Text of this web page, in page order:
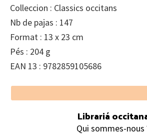
Colleccion : Classics occitans
Nb de pajas : 147
Format : 13 x 23 cm
Pés : 204 g
EAN 13 : 9782859105686
Footer
Librariá
Qui sommes-nous